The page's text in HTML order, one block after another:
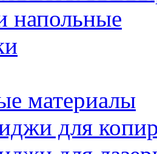
напольные
материалы
для